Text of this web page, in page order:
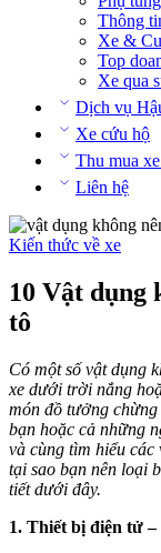
Thông
Xe &
Top
Xe qua
Dịch vụ
Xe cứu hộ
Thu mua
Liên hệ
Kiến thức về xe
10 Vật dụng
tô
Có một số vật dụng
xe dưới trời nắng
món đồ tưởng
bạn hoặc cả những
và cùng tìm hiểu các
tại sao bạn nên loại
tiết dưới đây.
1. Thiết bị điện tử